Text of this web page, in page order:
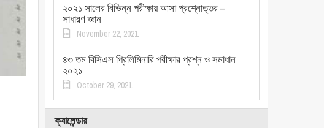
২০২১ সালের বিভিন্ন পরীক্ষায় আসা প্রশ্নোত্তর –
সাধারণ জ্ঞান
November 22, 2021
৪৩ তম বিসিএস প্রিলিমিনারি পরীক্ষার প্রশ্ন ও সমাধান
২০২১
October 29, 2021
ক্যালেন্ডার